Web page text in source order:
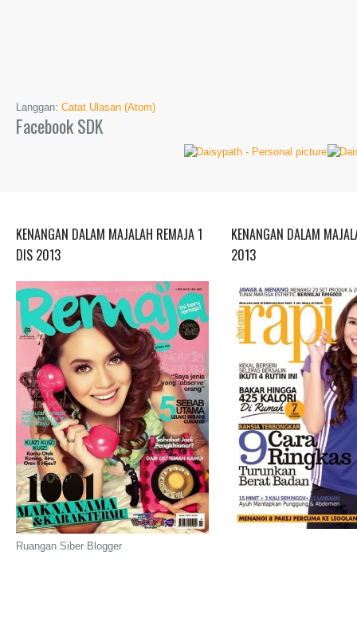
Langgan: Catat Ulasan (Atom)
Facebook SDK
KENANGAN DALAM MAJALAH REMAJA 1
DIS 2013
Ruangan Siber Blogger
KENANGAN DALAM
2013